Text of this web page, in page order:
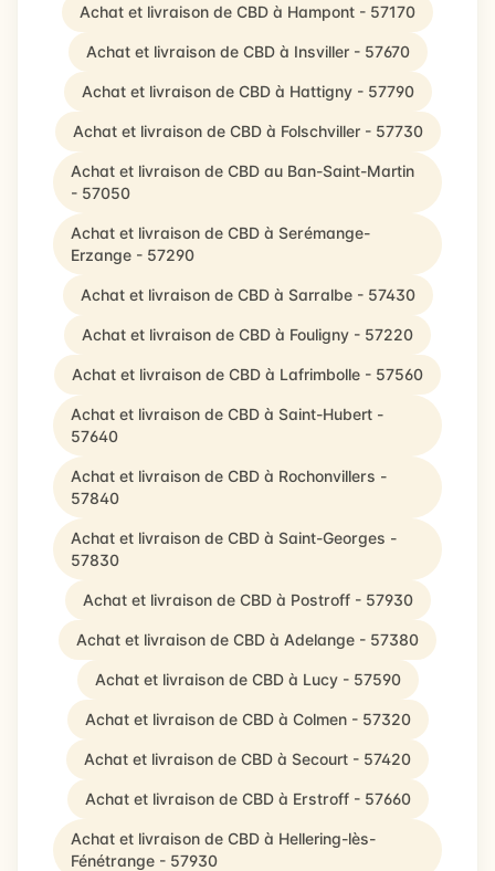
Achat et livraison de CBD à Hampont - 57170
Achat et livraison de CBD à Insviller - 57670
Achat et livraison de CBD à Hattigny - 57790
Achat et livraison de CBD à Folschviller - 57730
Achat et livraison de CBD au Ban-Saint-Martin
- 57050
Achat et livraison de CBD à Serémange-
Erzange - 57290
Achat et livraison de CBD à Sarralbe - 57430
Achat et livraison de CBD à Fouligny - 57220
Achat et livraison de CBD à Lafrimbolle - 57560
Achat et livraison de CBD à Saint-Hubert -
57640
Achat et livraison de CBD à Rochonvillers -
57840
Achat et livraison de CBD à Saint-Georges -
57830
Achat et livraison de CBD à Postroff - 57930
Achat et livraison de CBD à Adelange - 57380
Achat et livraison de CBD à Lucy - 57590
Achat et livraison de CBD à Colmen - 57320
Achat et livraison de CBD à Secourt - 57420
Achat et livraison de CBD à Erstroff - 57660
Achat et livraison de CBD à Hellering-lès-
Fénétrange - 57930